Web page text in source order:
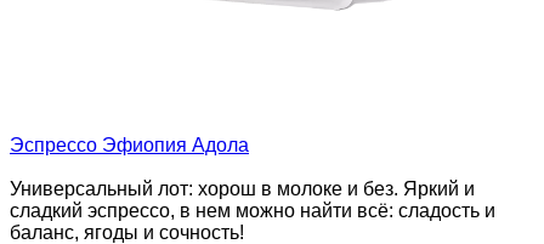
Эспрессо Эфиопия Адола
Универсальный лот: хорош в молоке и без. Яркий и
сладкий эспрессо, в нем можно найти всё: сладость и
баланс, ягоды и сочность!